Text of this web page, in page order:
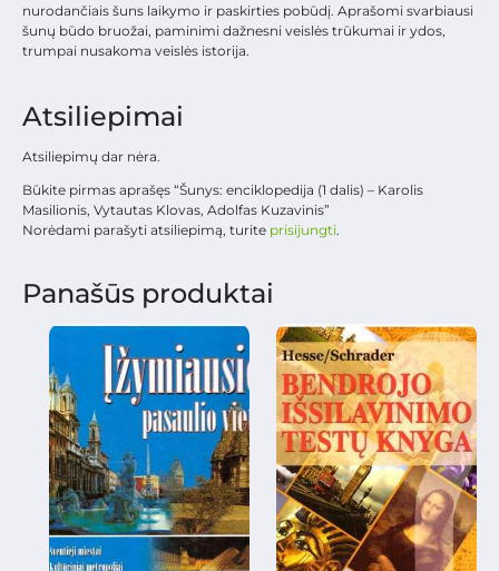
nurodančiais šuns laikymo ir paskirties pobūdį. Aprašomi svarbiausi
šunų būdo bruožai, paminimi dažnesni veislės trūkumai ir ydos,
trumpai nusakoma veislės istorija.
Atsiliepimai
Atsiliepimų dar nėra.
Būkite pirmas aprašęs “Šunys: enciklopedija (1 dalis) – Karolis
Masilionis, Vytautas Klovas, Adolfas Kuzavinis”
Norėdami parašyti atsiliepimą, turite prisijungti.
Panašūs produktai